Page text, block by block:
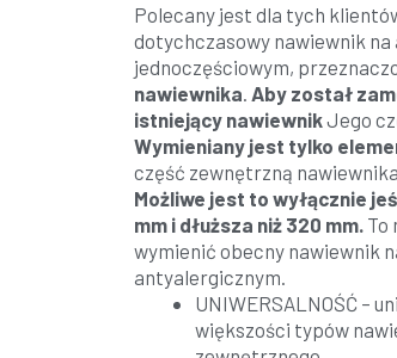
Polecany jest dla tych
dotychczasowy nawiewnik
jednoczęściowym,
nawiewnika Aby został
istniejący nawiewnikJego
Wymieniany jest tylko
część zewnętrzną
Możliwe jest to wyłącznie
mm i dłuższa niż 320 mm. To
wymienić obecny nawiewnik
antyalergicznym.
UNIWERSALNOŚĆ –
większości typów